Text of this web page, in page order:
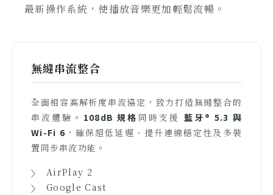
最新操作系統，使播放音樂更加輕鬆流暢。
無縫串流整合
全面相容高解析度串流協定，致力打造無縫整合的
串流體驗。 108dB 規格 同時支援 藍牙® 5.3 與
Wi-Fi 6 ，確保超低延遲、提升連線穩定性及多裝
置同步串流功能。
AirPlay 2
Google Cast